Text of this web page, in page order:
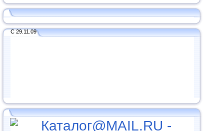
С 29.11.09